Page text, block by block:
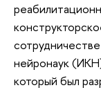
нейронаук
который был